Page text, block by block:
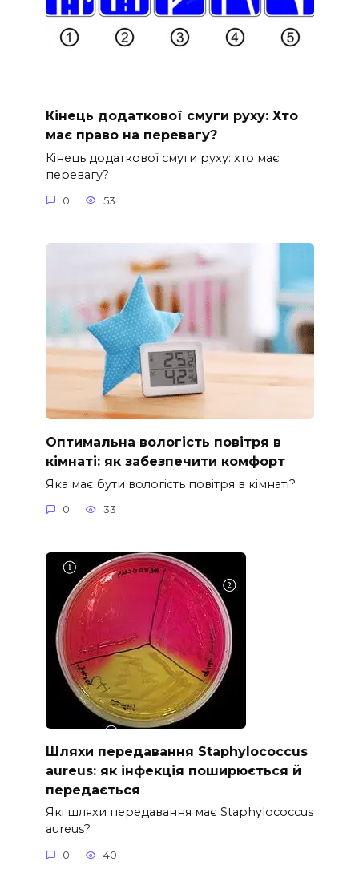
Кінець додаткової смуги руху: Хто
має право на перевагу?
Кінець додаткової смуги руху: хто має
перевагу?
0 53
Оптимальна вологість повітря в
кімнаті: як забезпечити комфорт
Яка має бути вологість повітря в кімнаті?
0 33
Шляхи передавання Staphylococcus
aureus: як інфекція поширюється й
передається
Які шляхи передавання має Staphylococcus
aureus?
0 40